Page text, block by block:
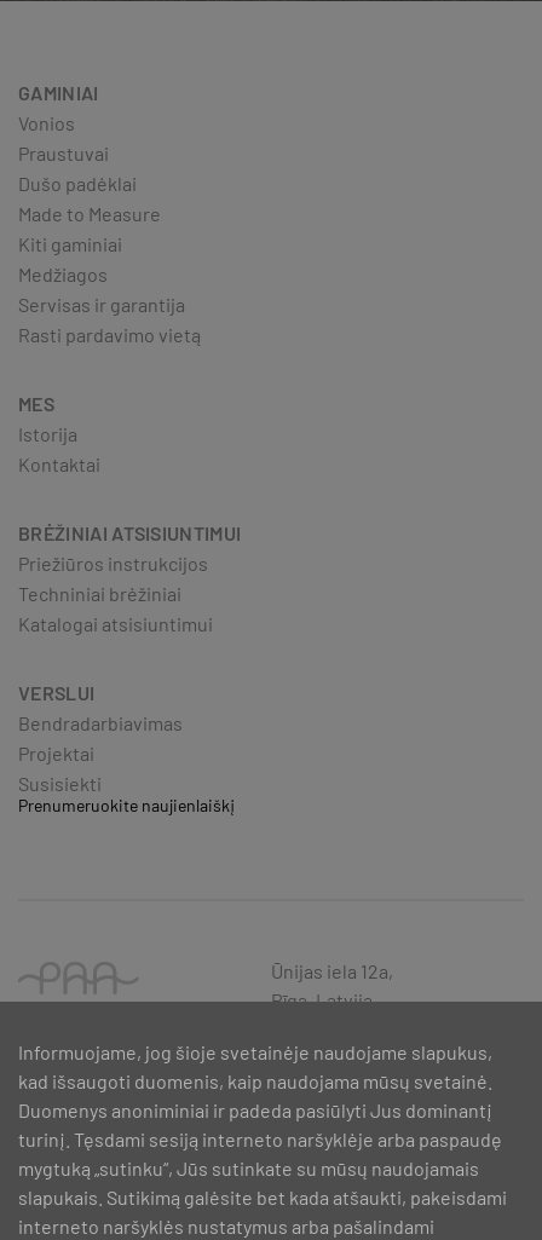
GAMINIAI
Vonios
Praustuvai
Dušo padėklai
Made to Measure
Kiti gaminiai
Medžiagos
Servisas ir garantija
Rasti pardavimo vietą
MES
Istorija
Kontaktai
BRĖŽINIAI ATSISIUNTIMUI
Priežiūros instrukcijos
Techniniai brėžiniai
Katalogai atsisiuntimui
VERSLUI
Bendradarbiavimas
Projektai
Susisiekti
Prenumeruokite naujienlaiškį
Ūnijas iela 12a,
Rīga, Latvija
Informuojame, jog šioje svetainėje naudojame slapukus,
kad išsaugoti duomenis, kaip naudojama mūsų svetainė.
Duomenys anoniminiai ir padeda pasiūlyti Jus dominantį
turinį. Tęsdami sesiją interneto naršyklėje arba paspaudę
mygtuką „sutinku“, Jūs sutinkate su mūsų naudojamais
slapukais. Sutikimą galėsite bet kada atšaukti, pakeisdami
interneto naršyklės nustatymus arba pašalindami